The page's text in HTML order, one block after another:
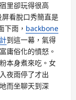
里卻玩得很高
看脫口秀簡直是
下雨， backbone
到這一幕，氣得
庸俗化的憤怒。
本身煮來吃。女
夜雨停了才出
而坐聊天到深